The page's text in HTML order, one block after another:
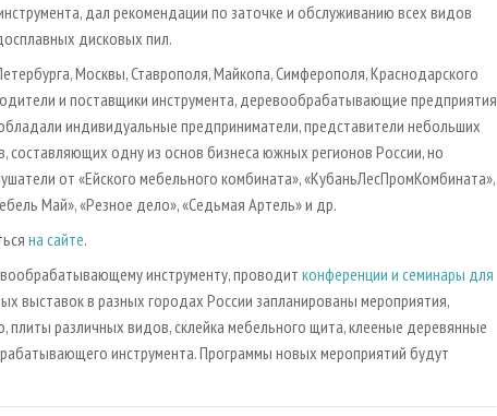
дал рекомендации по заточке и обслуживанию всех видов
дисковых пил.
Москвы, Ставрополя, Майкопа, Симферополя, Краснодарского
и поставщики инструмента, деревообрабатывающие предприятия
индивидуальные предприниматели, представители небольших
одну из основ бизнеса южных регионов России, но
от «Ейского мебельного комбината», «КубаньЛесПромКомбината»,
Май», «Резное дело», «Седьмая Артель» и др.
на сайте.
инструменту, проводит конференции и семинары для
выставок в разных городах России запланированы мероприятия,
плиты различных видов, склейка мебельного щита, клееные деревянные
инструмента. Программы новых мероприятий будут